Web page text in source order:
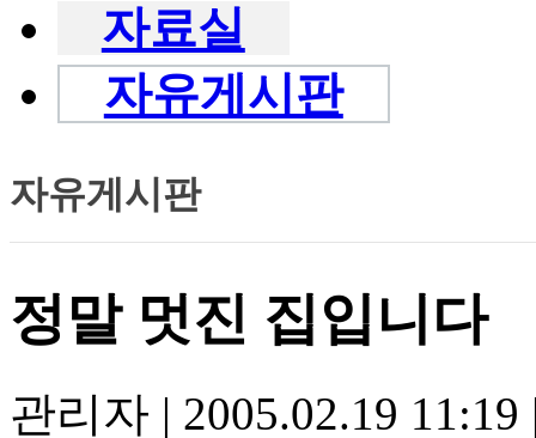
자료실
자유게시판
자유게시판
정말 멋진 집입니다
관리자 | 2005.02.19 11:19